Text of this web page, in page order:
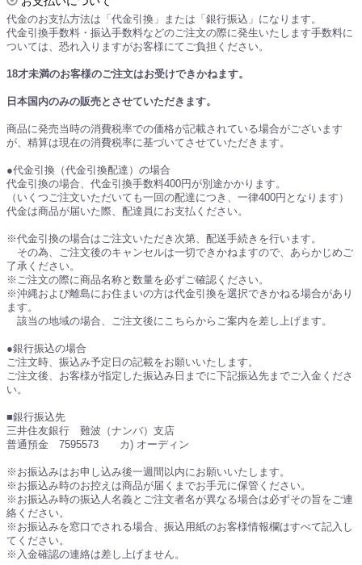
代金のお支払方法は「代金引換」または「銀行振込」になります。
代金引換手数料・振込手数料などのご注文の際に発生いたします手数料に
ついては、恐れ入りますがお客様にてご負担ください。
18才未満のお客様のご注文はお受けできかねます。
日本国内のみの販売とさせていただきます。
商品に発売当時の消費税率での価格が記載されている場合がございます
が、精算は現在の消費税率に基づいてさせていただきます。
●代金引換（代金引換配達）の場合
代金引換の場合、代金引換手数料400円が別途かかります。
（いくつご注文いただいても一回の配達につき、一律400円となります）
代金は商品が届いた際、配達員にお支払ください。
※代金引換の場合はご注文いただき次第、配送手続きを行います。
その為、ご注文後のキャンセルは一切できかねますので、あらかじめご
了承ください。
※ご注文の際に商品名称と数量を必ずご確認ください。
※沖縄および離島にお住まいの方は代金引換を選択できかねる場合があり
ます。
該当の地域の場合、ご注文後にこちらからご案内を差し上げます。
●銀行振込の場合
ご注文時、振込み予定日の記載をお願いいたします。
ご注文後、お客様が指定した振込み日までに下記振込先までご入金くださ
い。
■銀行振込先
三井住友銀行 難波（ナンバ）支店
普通預金 7595573 カ) オーディン
※お振込みはお申し込み後一週間以内にお願いいたします。
※お振込み時のお控えは商品が届くまでお手元に保管ください。
※お振込み時の振込人名義とご注文者名が異なる場合は必ずその旨をご連
絡ください。
※お振込みを窓口でされる場合、振込用紙のお客様情報欄はすべて記入し
てください。
※入金確認の連絡は差し上げません。